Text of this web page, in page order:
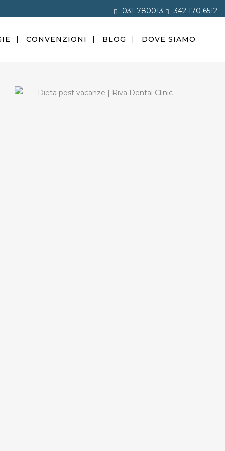
031-780013 342 170 6512
CONVENZIONI BLOG DOVE SIAMO